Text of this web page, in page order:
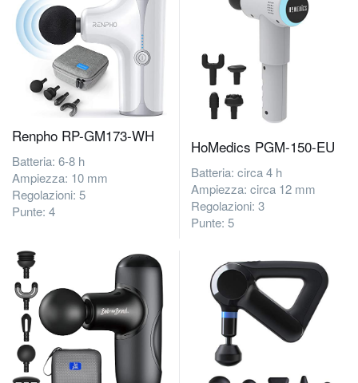
Renpho ‎RP-GM173-WH
Batteria: 6-8 h
Ampiezza: 10 mm
Regolazioni: 5
Punte: 4
HoMedics PGM-150-EU
Batteria: circa 4 h
Ampiezza: circa 12 mm
Regolazioni: 3
Punte: 5